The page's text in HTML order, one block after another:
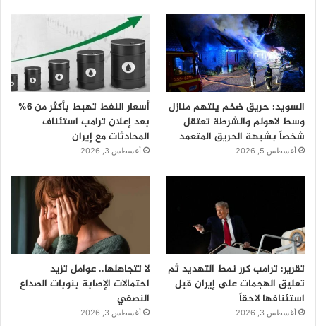
السويد: حريق ضخم يلتهم منازل
وسط لاهولم والشرطة تعتقل
شخصاً بشبهة الحريق المتعمد
أغسطس 5, 2026
أسعار النفط تهبط بأكثر من 6%
بعد إعلان ترامب استئناف
المحادثات مع إيران
أغسطس 3, 2026
تقرير: ترامب كرر نمط التهديد ثم
تعليق الهجمات على إيران قبل
استئنافها لاحقاً
أغسطس 3, 2026
لا تتجاهلها.. عوامل تزيد
احتمالات الإصابة بنوبات الصداع
النصفي
أغسطس 3, 2026